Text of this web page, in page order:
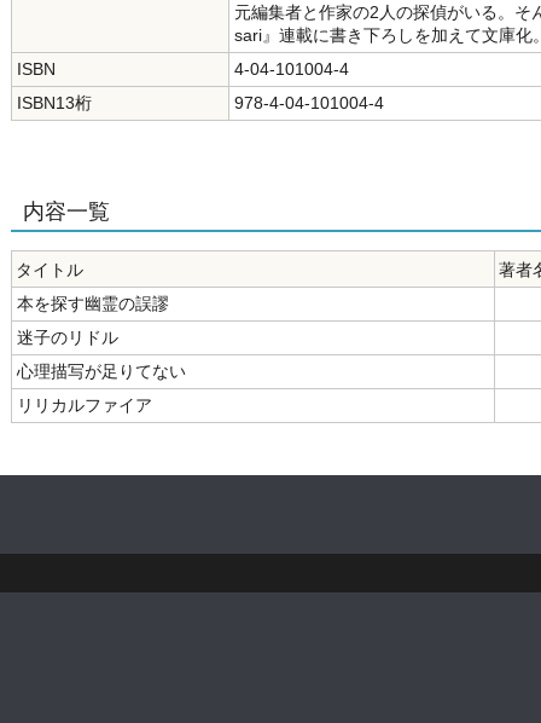
元編集者と作家の2人の探偵がいる。
sari』連載に書き下ろしを加えて文庫化
ISBN
4-04-101004-4
ISBN13桁
978-4-04-101004-4
内容一覧
タイトル
著者
本を探す幽霊の誤謬
迷子のリドル
心理描写が足りてない
リリカルファイア